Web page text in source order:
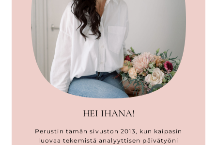
HEI IHANA!
Perustin tämän sivuston 2013, kun kaipasin
luovaa tekemistä analyyttisen päivätyöni